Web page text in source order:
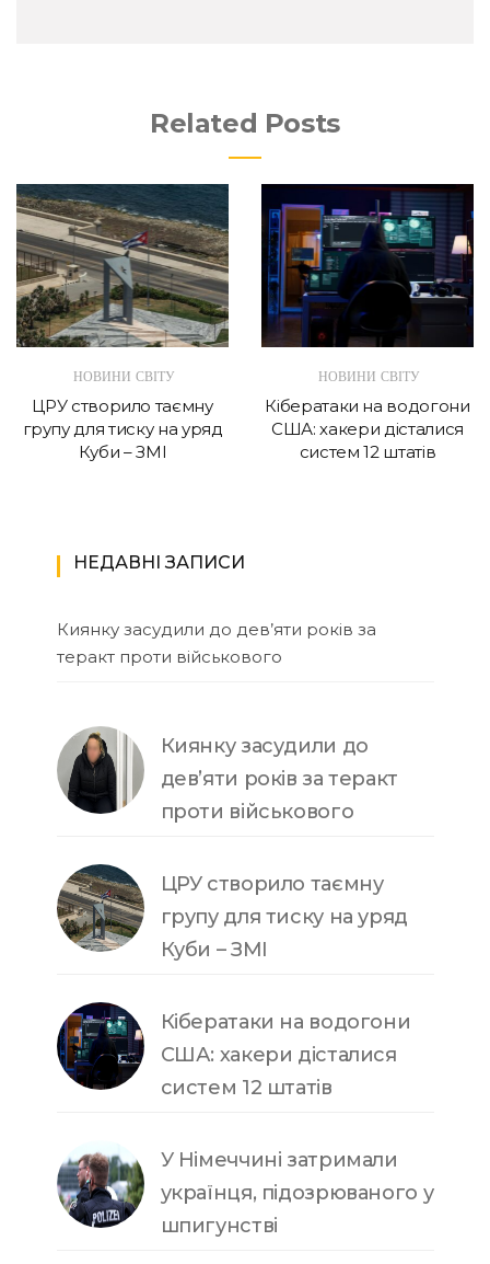
Related Posts
НОВИНИ СВІТУ
ЦРУ створило таємну
групу для тиску на уряд
Куби – ЗМІ
НОВИНИ СВІТУ
Кібератаки на водогони
США: хакери дісталися
систем 12 штатів
НЕДАВНІ ЗАПИСИ
Киянку засудили до дев’яти років за
теракт проти військового
Киянку засудили до
дев’яти років за теракт
проти військового
ЦРУ створило таємну
групу для тиску на уряд
Куби – ЗМІ
Кібератаки на водогони
США: хакери дісталися
систем 12 штатів
У Німеччині затримали
українця, підозрюваного у
шпигунстві